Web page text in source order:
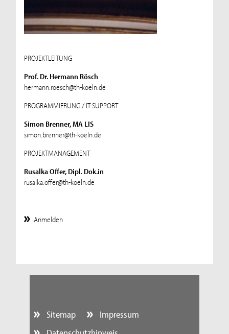
PROJEKTLEITUNG
Prof. Dr. Hermann Rösch
hermann.roesch@th-koeln.de
PROGRAMMIERUNG / IT-SUPPORT
Simon Brenner, MA LIS
simon.brenner@th-koeln.de
PROJEKTMANAGEMENT
Rusalka Offer, Dipl. Dok.in
rusalka.offer@th-koeln.de
Anmelden
Sitemap
Impressum